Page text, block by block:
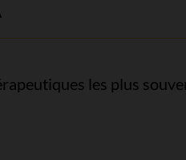
les plus